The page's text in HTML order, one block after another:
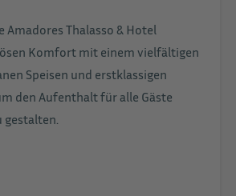
Amadores Thalasso & Hotel
Komfort mit einem vielfältigen
Speisen und erstklassigen
den Aufenthalt für alle Gäste
gestalten.